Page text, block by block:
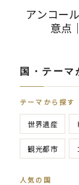
アンコー
意点
国・テーマ
テーマから探す
世界遺産
観光都市
人気の国